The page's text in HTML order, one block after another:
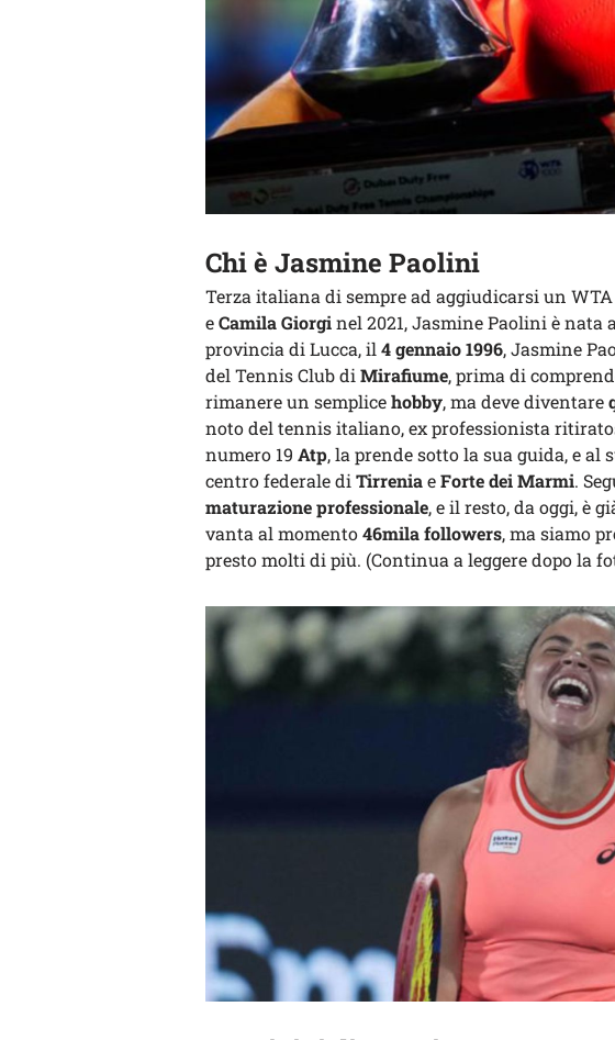
Chi è Jasmine Paolini
Terza italiana di sempre ad aggiudicarsi un WTA
eCamila Giorginel 2021, Jasmine Paolini è nata a
provincia di Lucca, il 4 gennaio 1996, Jasmine
del Tennis Club di Mirafiume, prima di
rimanere un semplicehobby, ma deve diventare
noto del tennis italiano, ex professionista
numero 19 Atp, la prende sotto la sua guida, e
centro federale di TirreniaeForte dei Marmi.
maturazione professionale, e il resto, da oggi, è
vanta al momento46mila followers, ma siamo
presto molti di più. (Continua a leggere dopo la